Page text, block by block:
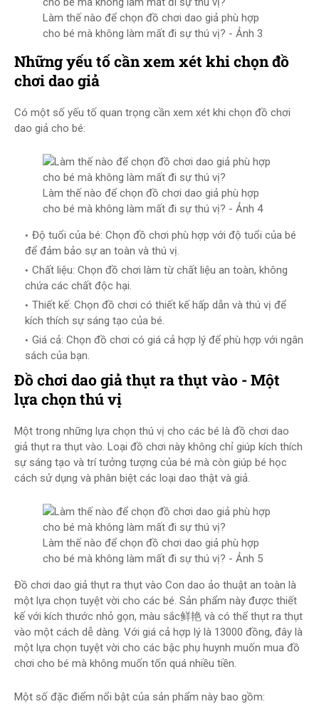
Làm thế nào để chọn đồ chơi dao giả phù hợp
cho bé mà không làm mất đi sự thú vị? - Ảnh 3
Những yếu tố cần xem xét khi chọn đồ
chơi dao giả
Có một số yếu tố quan trọng cần xem xét khi chọn đồ chơi
dao giả cho bé:
Làm thế nào để chọn đồ chơi dao giả phù hợp
cho bé mà không làm mất đi sự thú vị? - Ảnh 4
Độ tuổi của bé: Chọn đồ chơi phù hợp với độ tuổi của bé
để đảm bảo sự an toàn và thú vị.
Chất liệu: Chọn đồ chơi làm từ chất liệu an toàn, không
chứa các chất độc hại.
Thiết kế: Chọn đồ chơi có thiết kế hấp dẫn và thú vị để
kích thích sự sáng tạo của bé.
Giá cả: Chọn đồ chơi có giá cả hợp lý để phù hợp với ngân
sách của bạn.
Đồ chơi dao giả thụt ra thụt vào - Một
lựa chọn thú vị
Một trong những lựa chọn thú vị cho các bé là đồ chơi dao
giả thụt ra thụt vào. Loại đồ chơi này không chỉ giúp kích thích
sự sáng tạo và trí tưởng tượng của bé mà còn giúp bé học
cách sử dụng và phân biệt các loại dao thật và giả.
Làm thế nào để chọn đồ chơi dao giả phù hợp
cho bé mà không làm mất đi sự thú vị? - Ảnh 5
Đồ chơi dao giả thụt ra thụt vào Con dao ảo thuật an toàn là
một lựa chọn tuyệt vời cho các bé. Sản phẩm này được thiết
kế với kích thước nhỏ gọn, màu sắc鲜艳 và có thể thụt ra thụt
vào một cách dễ dàng. Với giá cả hợp lý là 13000 đồng, đây là
một lựa chọn tuyệt vời cho các bậc phụ huynh muốn mua đồ
chơi cho bé mà không muốn tốn quá nhiều tiền.
Một số đặc điểm nổi bật của sản phẩm này bao gồm: